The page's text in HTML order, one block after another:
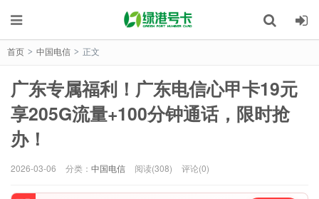
首页 > 中国电信 > 正文
广东专属福利！广东电信心甲卡19元
享205G流量+100分钟通话，限时抢
办！
2026-03-06 分类： 中国电信 阅读(308) 评论(0)